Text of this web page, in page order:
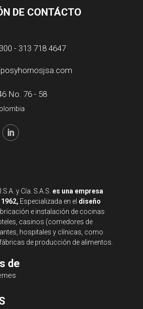
DE CONTÁCTO
- 313 718 4647
No. 76 - 58
y Cía. S.A.S. es una empresa
Especializada en el diseño
e instalación de cocinas
casinos (comedores de
hospitales y clínicas, como
de producción de alimentos.
de
ahora